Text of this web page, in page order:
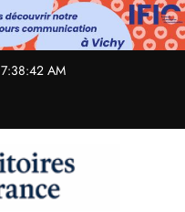
7:38:43 AM